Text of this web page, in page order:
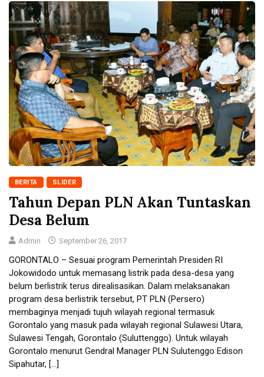
BERITA SLIDER
Tahun Depan PLN Akan Tuntaskan
Desa Belum
Admin September 26, 2017
GORONTALO – Sesuai program Pemerintah Presiden RI
Jokowidodo untuk memasang listrik pada desa-desa yang
belum berlistrik terus direalisasikan. Dalam melaksanakan
program desa berlistrik tersebut, PT PLN (Persero)
membaginya menjadi tujuh wilayah regional termasuk
Gorontalo yang masuk pada wilayah regional Sulawesi Utara,
Sulawesi Tengah, Gorontalo (Suluttenggo). Untuk wilayah
Gorontalo menurut Gendral Manager PLN Sulutenggo Edison
Sipahutar, […]